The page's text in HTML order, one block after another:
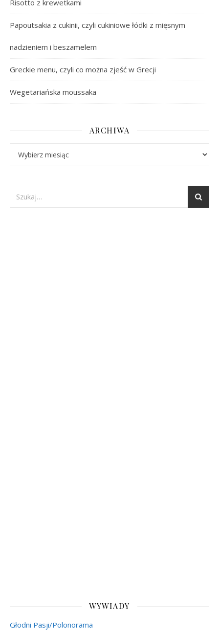
Risotto z krewetkami
Papoutsakia z cukinii, czyli cukiniowe łódki z mięsnym
nadzieniem i beszamelem
Greckie menu, czyli co można zjeść w Grecji
Wegetariańska moussaka
ARCHIWA
WYWIADY
Głodni Pasji/Polonorama